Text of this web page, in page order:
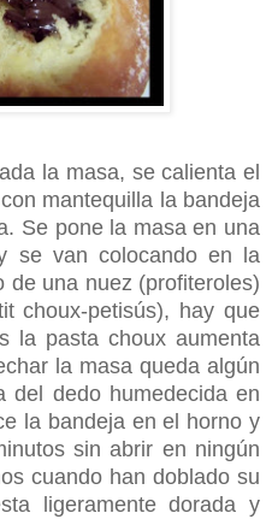
la masa, se calienta el
mantequilla la bandeja
Se pone la masa en una
se van colocando en la
de una nuez (profiteroles)
choux-petisús), hay que
la pasta choux aumenta
la masa queda algún
del dedo humedecida en
la bandeja en el horno y
sin abrir en ningún
cuando han doblado su
ligeramente dorada y